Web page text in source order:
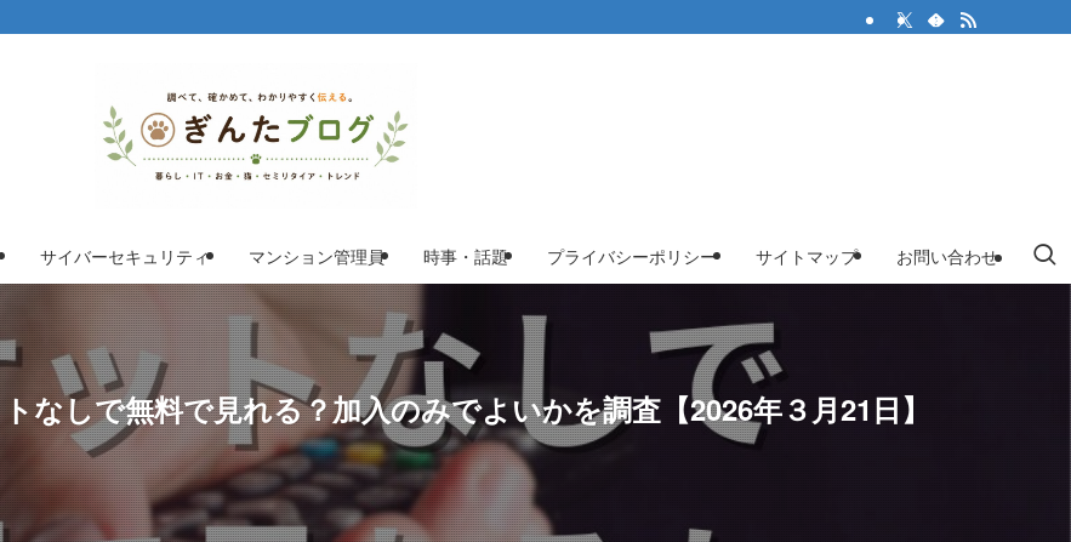
サイバーセキュリティ マンション管理員 時事・話題 プライバシーポリシー サイトマップ お問い合わせ
なしで無料で見れる？加入のみでよいかを調査【2026年３月21日】